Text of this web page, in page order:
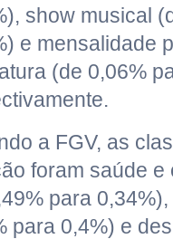
show musical
e mensalidade
(de 0,06%
a FGV, as
foram saúde
para
para 0,4%) e